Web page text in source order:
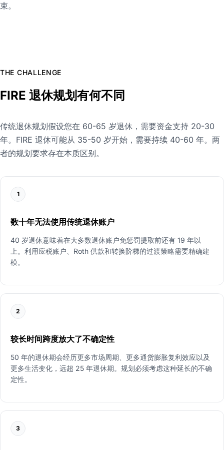
束。
THE CHALLENGE
FIRE 退休规划有何不同
传统退休规划假设您在 60-65 岁退休，需要资金支持 20-30
年。FIRE 退休可能从 35-50 岁开始，需要持续 40-60 年。两
者的规划要求存在本质区别。
1
数十年无法使用传统退休账户
40 岁退休意味着在大多数退休账户免惩罚提取前还有 19 年以
上。利用应税账户、Roth 供款和转换阶梯的过渡策略需要精确建
模。
2
较长时间跨度放大了不确定性
50 年的退休期会经历更多市场周期、更多通货膨胀复利效应以及
更多生活变化，远超 25 年退休期。规划必须考虑这种延长的不确
定性。
3